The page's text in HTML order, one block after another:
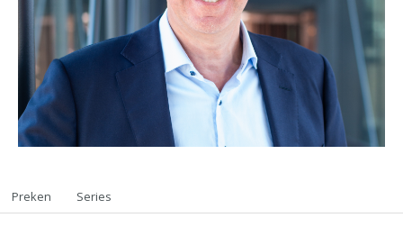
Preken Series